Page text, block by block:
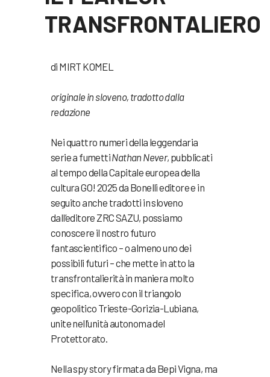
TRANSFRONTALIERO
di MIRT KOMEL
originale in sloveno, tradotto dalla
redazione
Nei quattro numeri della leggendaria
serie a fumettiNathan Never, pubblicati
al tempo della Capitale europea della
cultura GO! 2025 da Bonelli editore e in
seguito anche tradotti in sloveno
dall’editore ZRC SAZU, possiamo
conoscere il nostro futuro
fantascientifico – o almeno uno dei
possibili futuri – che mette in atto la
transfrontalierità in maniera molto
specifica, ovvero con il triangolo
geopolitico Trieste-Gorizia-Lubiana,
unite nell’unità autonoma del
Protettorato.
Nella spy story firmata da Bepi Vigna, ma